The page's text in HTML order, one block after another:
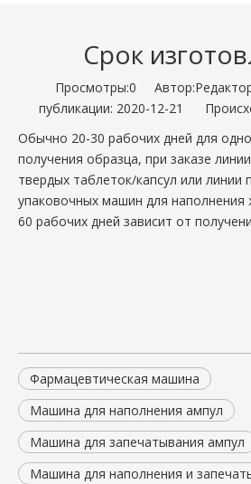
Срок
Просмотры:0
публикации: 2020-12-21
Обычно 20-30 рабочих дней для
получения образца, при заказе
твердых таблеток/капсул или линии
упаковочных машин для
60 рабочих дней зависит от
Фармацевтическая машина
Машина для наполнения ампул
Машина для запечатывания ампул
Машина для наполнения и